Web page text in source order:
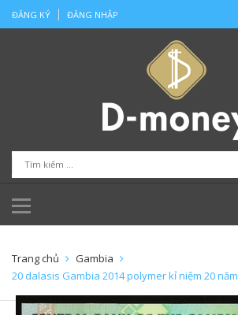
ĐĂNG KÝ ĐĂNG NHẬP
Trang chủ
Gambia
20 dalasis Gambia 2014 polymer kỉ niệm 20